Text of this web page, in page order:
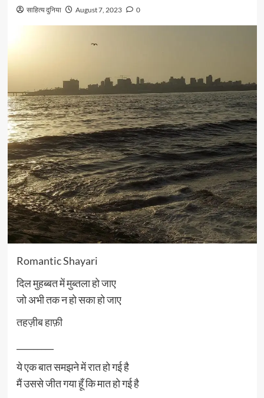
साहित्य दुनिया August 7, 2023 0
Romantic Shayari
दिल मुहब्बत में मुब्तला हो जाए
जो अभी तक न हो सका हो जाए
तहज़ीब हाफ़ी
ये एक बात समझने में रात हो गई है
मैं उससे जीत गया हूँ कि मात हो गई है